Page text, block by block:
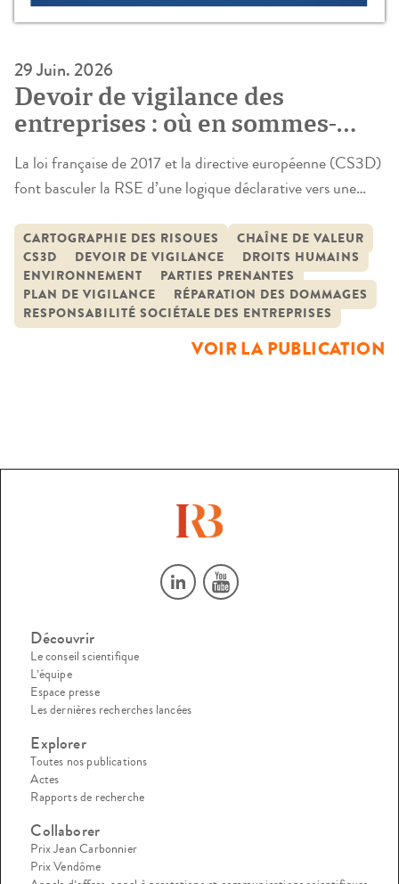
29 Juin. 2026
Devoir de vigilance des
entreprises : où en sommes-
nous ?
La loi française de 2017 et la directive européenne (CS3D)
font basculer la RSE d’une logique déclarative vers une
pour prévenir, atténuer et réparer les atteintes graves aux
droits humains (dignité, libertés, conditions de travail), à la
santé-sécurité et à l’environnement au sens large
(écosystèmes, biodiversité et […]
CARTOGRAPHIE DES RISQUES
CHAÎNE DE VALEUR
CS3D
DEVOIR DE VIGILANCE
DROITS HUMAINS
ENVIRONNEMENT
PARTIES PRENANTES
PLAN DE VIGILANCE
RÉPARATION DES DOMMAGES
RESPONSABILITÉ SOCIÉTALE DES ENTREPRISES
VOIR LA PUBLICATION
Découvrir
Le conseil scientifique
L’équipe
Espace presse
Les dernières recherches lancées
Explorer
Toutes nos publications
Actes
Rapports de recherche
Collaborer
Prix Jean Carbonnier
Prix Vendôme